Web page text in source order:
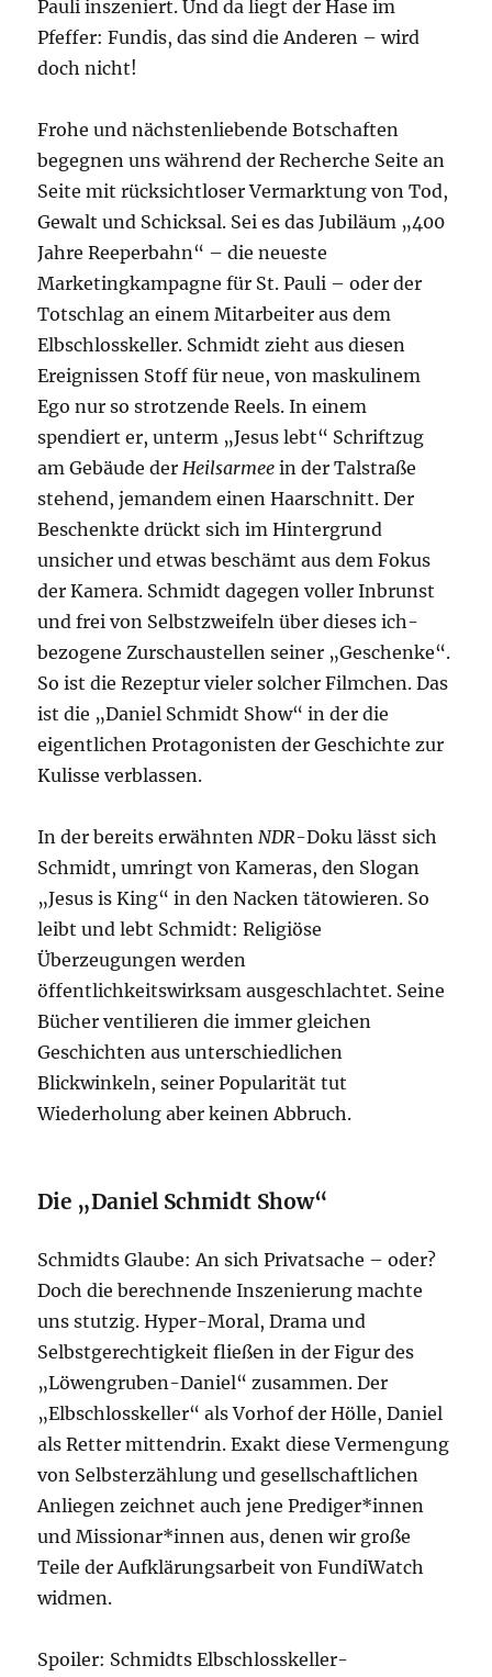
Pauli inszeniert. Und da liegt der Hase im
Pfeffer: Fundis, das sind die Anderen – wird
doch nicht!
Frohe und nächstenliebende Botschaften
begegnen uns während der Recherche Seite an
Seite mit rücksichtloser Vermarktung von Tod,
Gewalt und Schicksal. Sei es das Jubiläum „400
Jahre Reeperbahn“ – die neueste
Marketingkampagne für St. Pauli – oder der
Totschlag an einem Mitarbeiter aus dem
Elbschlosskeller. Schmidt zieht aus diesen
Ereignissen Stoff für neue, von maskulinem
Ego nur so strotzende Reels. In einem
spendiert er, unterm „Jesus lebt“ Schriftzug
am Gebäude der Heilsarmee in der Talstraße
stehend, jemandem einen Haarschnitt. Der
Beschenkte drückt sich im Hintergrund
unsicher und etwas beschämt aus dem Fokus
der Kamera. Schmidt dagegen voller Inbrunst
und frei von Selbstzweifeln über dieses ich-
bezogene Zurschaustellen seiner „Geschenke“.
So ist die Rezeptur vieler solcher Filmchen. Das
ist die „Daniel Schmidt Show“ in der die
eigentlichen Protagonisten der Geschichte zur
Kulisse verblassen.
In der bereits erwähnten NDR-Doku lässt sich
Schmidt, umringt von Kameras, den Slogan
„Jesus is King“ in den Nacken tätowieren. So
leibt und lebt Schmidt: Religiöse
Überzeugungen werden
öffentlichkeitswirksam ausgeschlachtet. Seine
Bücher ventilieren die immer gleichen
Geschichten aus unterschiedlichen
Blickwinkeln, seiner Popularität tut
Wiederholung aber keinen Abbruch.
Die „Daniel Schmidt Show“
Schmidts Glaube: An sich Privatsache – oder?
Doch die berechnende Inszenierung machte
uns stutzig. Hyper-Moral, Drama und
Selbstgerechtigkeit fließen in der Figur des
„Löwengruben-Daniel“ zusammen. Der
„Elbschlosskeller“ als Vorhof der Hölle, Daniel
als Retter mittendrin. Exakt diese Vermengung
von Selbsterzählung und gesellschaftlichen
Anliegen zeichnet auch jene Prediger*innen
und Missionar*innen aus, denen wir große
Teile der Aufklärungsarbeit von FundiWatch
widmen.
Spoiler: Schmidts Elbschlosskeller-